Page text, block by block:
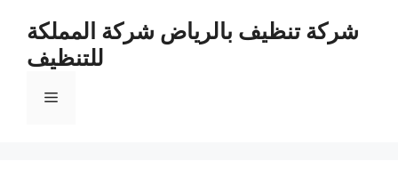
شركة تنظيف بالرياض شركة المملكة
للتنظيف
القائمة